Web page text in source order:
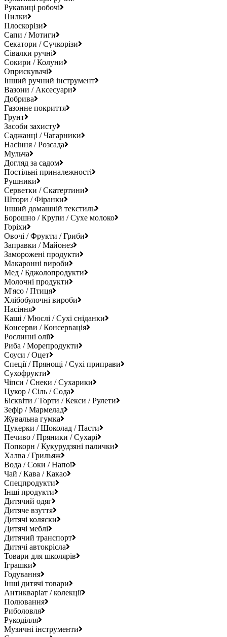
Рукавиці робочі
Пилки
Плоскорізи
Сапи / Мотиги
Секатори / Сучкорізи
Сівалки ручні
Сокири / Колуни
Оприскувачі
Інший ручний інструмент
Вазони / Аксесуари
Добрива
Газонне покриття
Грунт
Засоби захисту
Саджанці / Чагарники
Насіння / Розсада
Мульча
Догляд за садом
Постільні приналежності
Рушники
Серветки / Скатертини
Штори / Фіранки
Інший домашній текстиль
Борошно / Крупи / Сухе молоко
Горіхи
Овочі / Фрукти / Гриби
Заправки / Майонез
Заморожені продукти
Макаронні вироби
Мед / Бджолопродукти
Молочні продукти
М'ясо / Птиця
Хлібобулочні вироби
Насіння
Каші / Мюслі / Сухі сніданки
Консерви / Консервація
Рослинні олії
Риба / Морепродукти
Соуси / Оцет
Спеції / Прянощі / Сухі приправи
Сухофрукти
Чіпси / Снеки / Сухарики
Цукор / Сіль / Сода
Бісквіти / Торти / Кекси / Рулети
Зефір / Мармелад
Жувальна гумка
Цукерки / Шоколад / Пасти
Печиво / Пряники / Сухарі
Попкорн / Кукурудзяні палички
Халва / Грильяж
Вода / Соки / Напої
Чай / Кава / Какао
Спецпродукти
Інші продукти
Дитячий одяг
Дитяче взуття
Дитячі коляски
Дитячі меблі
Дитячий транспорт
Дитячі автокрісла
Товари для школярів
Іграшки
Годування
Інші дитячі товари
Антикваріат / колекції
Полювання
Риболовля
Рукоділля
Музичні інструменти